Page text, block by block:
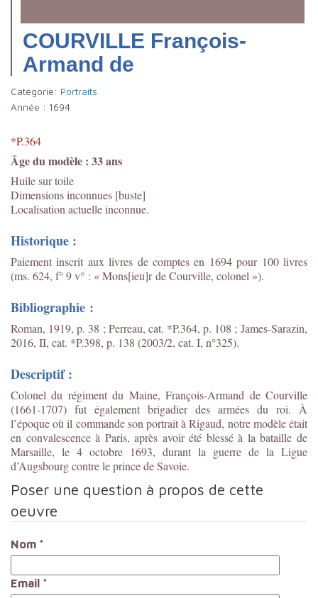
COURVILLE François-
Armand de
Catégorie: Portraits
Année : 1694
*P.364
Âge du modèle : 33 ans
Huile sur toile
Dimensions inconnues [buste]
Localisation actuelle inconnue.
Historique :
Paiement inscrit aux livres de comptes en 1694 pour 100 livres
(ms. 624, f° 9 v° : « Mons[ieu]r de Courville, colonel »).
Bibliographie :
Roman, 1919, p. 38 ; Perreau, cat. *P.364, p. 108 ; James-Sarazin,
2016, II, cat. *P.398, p. 138 (2003/2, cat. I, n°325).
Descriptif :
Colonel du régiment du Maine, François-Armand de Courville
(1661-1707) fut également brigadier des armées du roi. À
l’époque où il commande son portrait à Rigaud, notre modèle était
en convalescence à Paris, après avoir été blessé à la bataille de
Marsaille, le 4 octobre 1693, durant la guerre de la Ligue
d’Augsbourg contre le prince de Savoie.
Poser une question à propos de cette
oeuvre
Nom *
Email *